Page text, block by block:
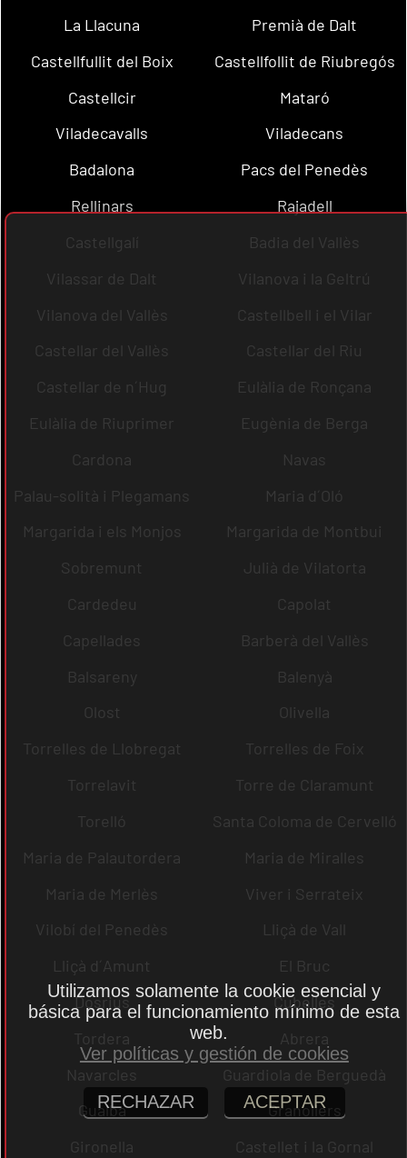
La Llacuna
Premià de Dalt
Castellfullit del Boix
Castellfollit de Riubregós
Castellcir
Mataró
Viladecavalls
Viladecans
Badalona
Pacs del Penedès
Rellinars
Rajadell
Castellgalí
Badia del Vallès
Vilassar de Dalt
Vilanova i la Geltrú
Vilanova del Vallès
Castellbell i el Vilar
Castellar del Vallès
Castellar del Riu
Castellar de n´Hug
Eulàlia de Ronçana
Eulàlia de Riuprimer
Eugènia de Berga
Cardona
Navas
Palau-solità i Plegamans
Maria d´Oló
Margarida i els Monjos
Margarida de Montbui
Sobremunt
Julià de Vilatorta
Cardedeu
Capolat
Capellades
Barberà del Vallès
Balsareny
Balenyà
Olost
Olivella
Torrelles de Llobregat
Torrelles de Foix
Torrelavit
Torre de Claramunt
Torelló
Santa Coloma de Cervelló
Maria de Palautordera
Maria de Miralles
Maria de Merlès
Viver i Serrateix
Vilobí del Penedès
Lliçà de Vall
Lliçà d´Amunt
El Bruc
Dosrius
Cubelles
Tordera
Abrera
Navarcles
Guardiola de Berguedà
Gualba
Granollers
Gironella
Castellet i la Gornal
Utilizamos solamente la cookie esencial y
básica para el funcionamiento mínimo de esta
web.
Ver políticas y gestión de cookies
RECHAZAR ACEPTAR